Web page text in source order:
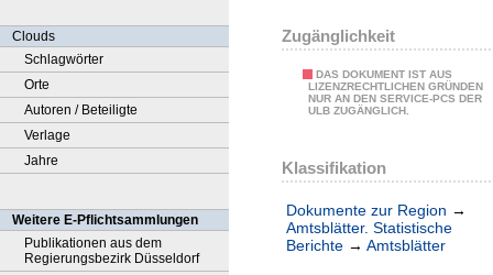
Clouds
Schlagwörter
Orte
Autoren / Beteiligte
Verlage
Jahre
Weitere E-Pflichtsammlungen
Publikationen aus dem
Regierungsbezirk Düsseldorf
Zugänglichkeit
DAS DOKUMENT IST AUS
LIZENZRECHTLICHEN GRÜNDEN
NUR AN DEN SERVICE-PCS DER
ULB ZUGÄNGLICH.
Klassifikation
Dokumente zur Region →
Amtsblätter. Statistische
Berichte → Amtsblätter